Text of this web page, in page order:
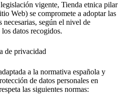
vigente, Tienda etnica pilar
Web) se compromete a adoptar las
según el nivel de
datos recogidos.
de privacidad
a la normativa española y
de datos personales en
las siguientes normas: